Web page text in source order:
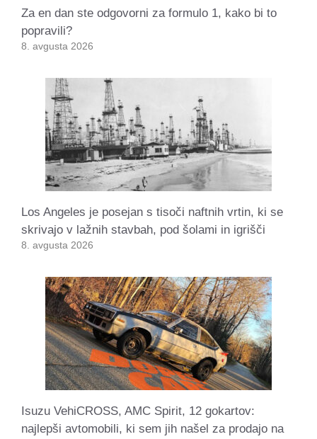
Za en dan ste odgovorni za formulo 1, kako bi to
popravili?
8. avgusta 2026
Los Angeles je posejan s tisoči naftnih vrtin, ki se
skrivajo v lažnih stavbah, pod šolami in igrišči
8. avgusta 2026
Isuzu VehiCROSS, AMC Spirit, 12 gokartov:
najlepši avtomobili, ki sem jih našel za prodajo na